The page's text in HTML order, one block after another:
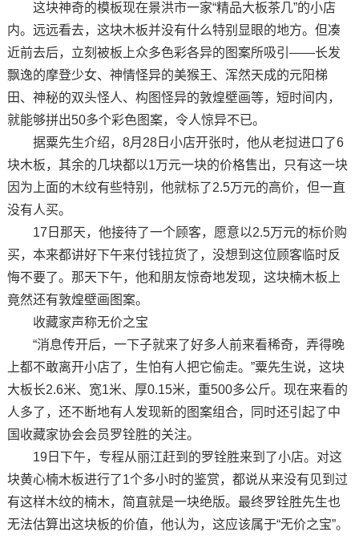
这块神奇的模板现在景洪市一家“精品大板茶几”的小店
内。远远看去，这块木板并没有什么特别显眼的地方。但凑
近前去后，立刻被板上众多色彩各异的图案所吸引——长发
飘逸的摩登少女、神情怪异的美猴王、浑然天成的元阳梯
田、神秘的双头怪人、构图怪异的敦煌壁画等，短时间内，
就能够拼出50多个彩色图案，令人惊异不已。
据粟先生介绍，8月28日小店开张时，他从老挝进口了6
块木板，其余的几块都以1万元一块的价格售出，只有这一块
因为上面的木纹有些特别，他就标了2.5万元的高价，但一直
没有人买。
17日那天，他接待了一个顾客，愿意以2.5万元的标价购
买，本来都讲好下午来付钱拉货了，没想到这位顾客临时反
悔不要了。那天下午，他和朋友惊奇地发现，这块楠木板上
竟然还有敦煌壁画图案。
收藏家声称无价之宝
“消息传开后，一下子就来了好多人前来看稀奇，弄得晚
上都不敢离开小店了，生怕有人把它偷走。”粟先生说，这块
大板长2.6米、宽1米、厚0.15米，重500多公斤。现在来看的
人多了，还不断地有人发现新的图案组合，同时还引起了中
国收藏家协会会员罗铨胜的关注。
19日下午，专程从丽江赶到的罗铨胜来到了小店。对这
块黄心楠木板进行了1个多小时的鉴赏，都说从来没有见到过
有这样木纹的楠木，简直就是一块绝版。最终罗铨胜先生也
无法估算出这块板的价值，他认为，这应该属于“无价之宝”。